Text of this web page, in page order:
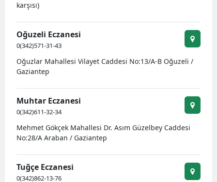
karşısı)
Oğuzeli Eczanesi
0(342)571-31-43
Oğuzlar Mahallesi Vilayet Caddesi No:13/A-B Oğuzeli /
Gaziantep
Muhtar Eczanesi
0(342)611-32-34
Mehmet Gökçek Mahallesi Dr. Asım Güzelbey Caddesi
No:28/A Araban / Gaziantep
Tuğçe Eczanesi
0(342)862-13-76